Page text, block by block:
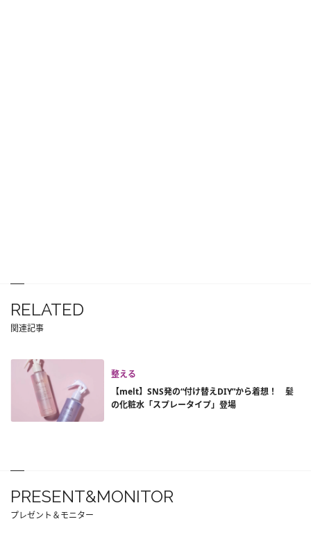
RELATED
関連記事
整える
【melt】SNS発の“付け替えDIY”から着想！ 髪
の化粧水「スプレータイプ」登場
PRESENT&MONITOR
プレゼント＆モニター